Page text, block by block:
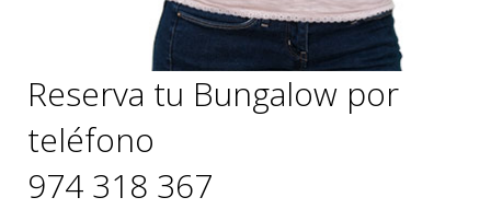
Reserva tu Bungalow por
teléfono
974 318 367